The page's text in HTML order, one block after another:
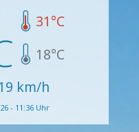
31°C
18°C
km/h
- 11:36 Uhr